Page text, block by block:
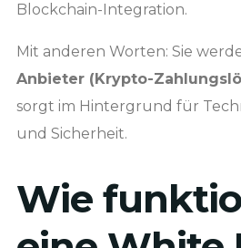
Blockchain-Integration.
Mit anderen Worten: Sie
Anbieter (Krypto-
sorgt im Hintergrund für
und Sicherheit.
Wie